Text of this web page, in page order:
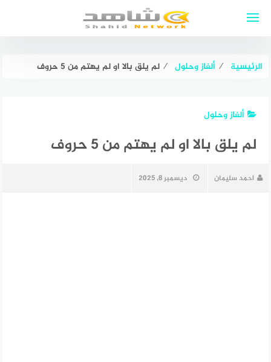
الرئيسية ⁄ ألغاز وحلول ⁄ لم يلق بالا او لم يهتم من 5 حروف
ألغاز وحلول
لم يلق بالا او لم يهتم من 5 حروف
احمد سليمان ديسمبر 8, 2025